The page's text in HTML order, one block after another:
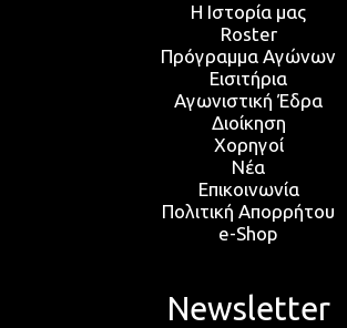
Η Ιστορία μας
Roster
Πρόγραμμα Αγώνων
Εισιτήρια
Αγωνιστική Έδρα
Διοίκηση
Χορηγοί
Νέα
Επικοινωνία
Πολιτική Απορρήτου
e-Shop
Newsletter